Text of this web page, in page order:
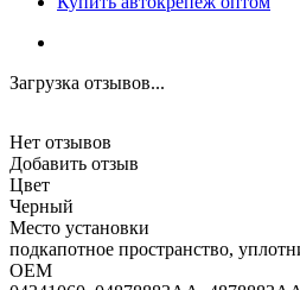
Загрузка отзывов...
Нет отзывов
Добавить отзыв
Цвет
Черный
Место установки
подкапотное пространство,
OEM